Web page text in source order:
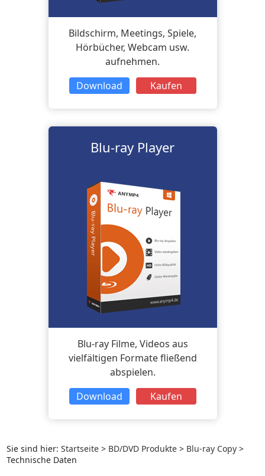
Bildschirm, Meetings, Spiele,
Hörbücher, Webcam usw.
aufnehmen.
Download
Kaufen
Blu-ray Player
Blu-ray Filme, Videos aus
vielfältigen Formate fließend
abspielen.
Download
Kaufen
Sie sind hier:Startseite > BD/DVD Produkte > Blu-ray Copy >
Technische Daten